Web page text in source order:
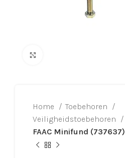
Home
Toebehoren
Veiligheidstoebehoren
FAAC Minifund (737637)